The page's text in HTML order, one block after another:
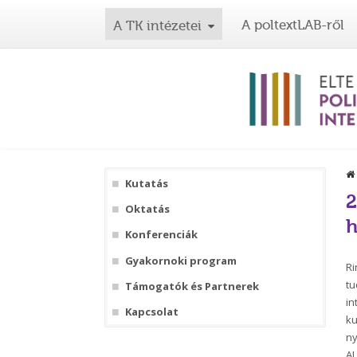
A TK intézetei A poltextLAB-ről
Kutatás
Oktatás
Konferenciák
Gyakornoki program
Támogatók és Partnerek
Kapcsolat